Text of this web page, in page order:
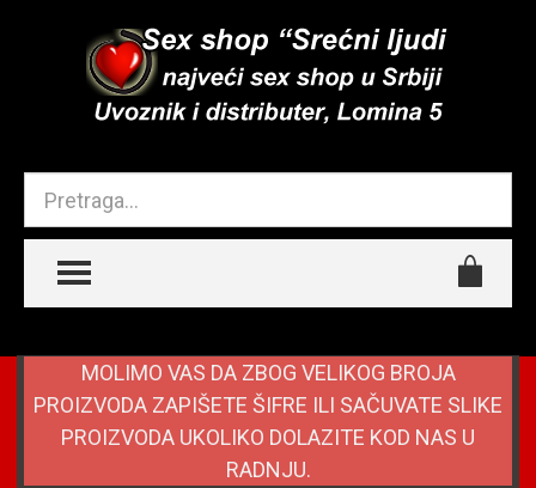
TOGGLE MENU
MOLIMO VAS DA ZBOG VELIKOG BROJA
PROIZVODA ZAPIŠETE ŠIFRE ILI SAČUVATE SLIKE
PROIZVODA UKOLIKO DOLAZITE KOD NAS U
RADNJU.